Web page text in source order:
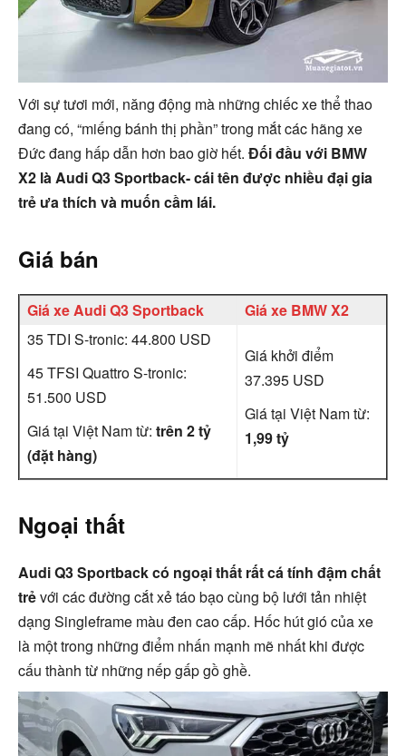
Với sự tươi mới, năng động mà những chiếc xe thể thao
đang có, “miếng bánh thị phần” trong mắt các hãng xe
Đức đang hấp dẫn hơn bao giờ hết. Đối đầu với BMW
X2 là Audi Q3 Sportback- cái tên được nhiều đại gia
trẻ ưa thích và muốn cầm lái.
Giá bán
Giá xe Audi Q3 Sportback
Giá xe BMW X2
35 TDI S-tronic: 44.800 USD
45 TFSI Quattro S-tronic:
51.500 USD
Giá tại Việt Nam từ: trên 2 tỷ
(đặt hàng)
Giá khởi điểm
37.395 USD
Giá tại Việt Nam từ:
1,99 tỷ
Ngoại thất
Audi Q3 Sportback có ngoại thất rất cá tính đậm chất
trẻvới các đường cắt xẻ táo bạo cùng bộ lưới tản nhiệt
dạng Singleframe màu đen cao cấp. Hốc hút gió của xe
là một trong những điểm nhấn mạnh mẽ nhất khi được
cấu thành từ những nếp gấp gồ ghề.